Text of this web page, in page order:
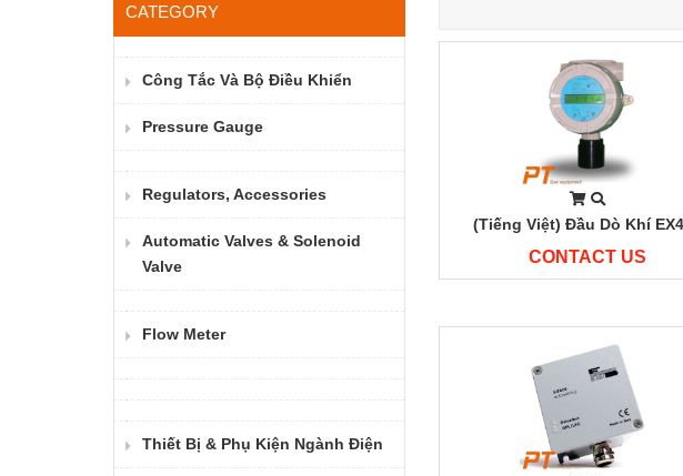
CATEGORY
Công Tắc Và Bộ Điều Khiển
Pressure Gauge
Regulators, Accessories
Automatic Valves & Solenoid
Valve
Flow Meter
Thiết Bị & Phụ Kiện Ngành Điện
(Tiếng Việt) Đầu Dò Khí
CONTACT US